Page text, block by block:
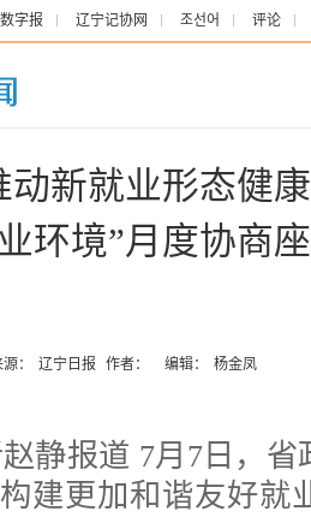
数字报 辽宁记协网 조선어 评论
动新就业形态健
环境”月度协商
： 辽宁日报 作者： 编辑： 杨金凤
报道 7月7日，省
建更加和谐友好就